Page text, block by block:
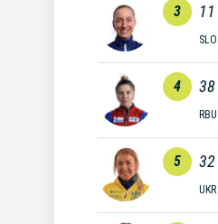
3 11
SLO
4 38
RBU
5 32
UKR